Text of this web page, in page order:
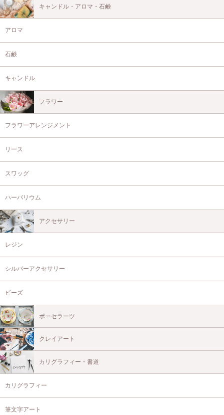
キャンドル・アロマ・石鹸
アロマ
石鹸
キャンドル
フラワー
フラワーアレンジメント
リース
スワッグ
ハーバリウム
アクセサリー
レジン
シルバーアクセサリー
ビーズ
ポーセラーツ
クレイアート
カリグラフィー・書道
カリグラフィー
筆文字アート